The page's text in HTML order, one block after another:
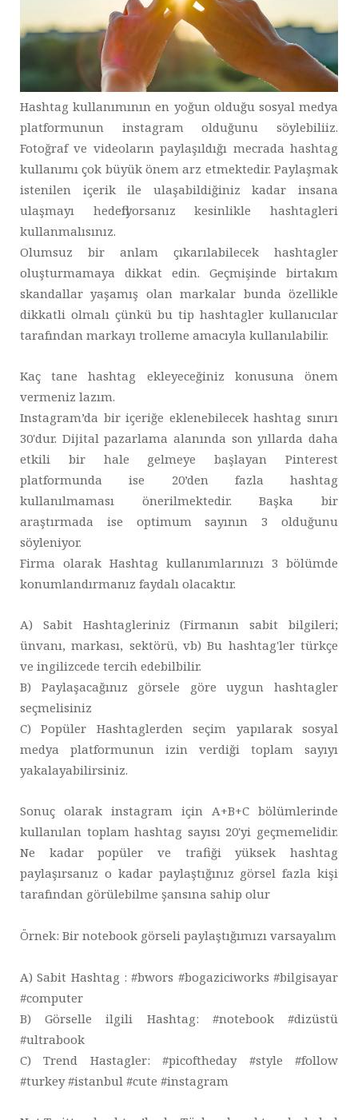
Hashtag kullanımının en yoğun olduğu sosyal medya
platformunun instagram olduğunu söylebiliiz.
Fotoğraf ve videoların paylaşıldığı mecrada hashtag
kullanımı çok büyük önem arz etmektedir. Paylaşmak
istenilen içerik ile ulaşabildiğiniz kadar insana
ulaşmayı hedefliyorsanız kesinlikle hashtagleri
kullanmalısınız.
Olumsuz bir anlam çıkarılabilecek hashtagler
oluşturmamaya dikkat edin. Geçmişinde birtakım
skandallar yaşamış olan markalar bunda özellikle
dikkatli olmalı çünkü bu tip hashtagler kullanıcılar
tarafından markayı trolleme amacıyla kullanılabilir.
Kaç tane hashtag ekleyeceğiniz konusuna önem
vermeniz lazım.
Instagram’da bir içeriğe eklenebilecek hashtag sınırı
30'dur. Dijital pazarlama alanında son yıllarda daha
etkili bir hale gelmeye başlayan Pinterest
platformunda ise 20’den fazla hashtag
kullanılmaması önerilmektedir. Başka bir
araştırmada ise optimum sayının 3 olduğunu
söyleniyor.
Firma olarak Hashtag kullanımlarınızı 3 bölümde
konumlandırmanız faydalı olacaktır.
A) Sabit Hashtagleriniz (Firmanın sabit bilgileri;
ünvanı, markası, sektörü, vb) Bu hashtag'ler türkçe
ve ingilizcede tercih edebilbilir.
B) Paylaşacağınız görsele göre uygun hashtagler
seçmelisiniz
C) Popüler Hashtaglerden seçim yapılarak sosyal
medya platformunun izin verdiği toplam sayıyı
yakalayabilirsiniz.
Sonuç olarak instagram için A+B+C bölümlerinde
kullanılan toplam hashtag sayısı 20'yi geçmemelidir.
Ne kadar popüler ve trafiği yüksek hashtag
paylaşırsanız o kadar paylaştığınız görsel fazla kişi
tarafından görülebilme şansına sahip olur
Örnek: Bir notebook görseli paylaştığımızı varsayalım
A) Sabit Hashtag : #bwors #bogaziciworks #bilgisayar
#computer
B) Görselle ilgili Hashtag: #notebook #dizüstü
#ultrabook
C) Trend Hastagler: #picoftheday #style #follow
#turkey #istanbul #cute #instagram